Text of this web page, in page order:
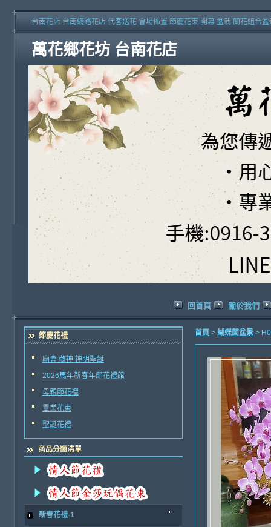
萬花鄉花坊 台南花店
台南花店 台南網路花店 代客送花 會場佈置 節慶花束 開幕 盆栽 蘭花組合
回首頁 關於我們
節慶花禮
廟會 敬神 神明聖誕
2026馬年新春年節花禮館
母親節花禮
畢業花束
聖誕花禮
商品分類清單
新春花禮-1
首頁 > 蝴蝶蘭盆景 >